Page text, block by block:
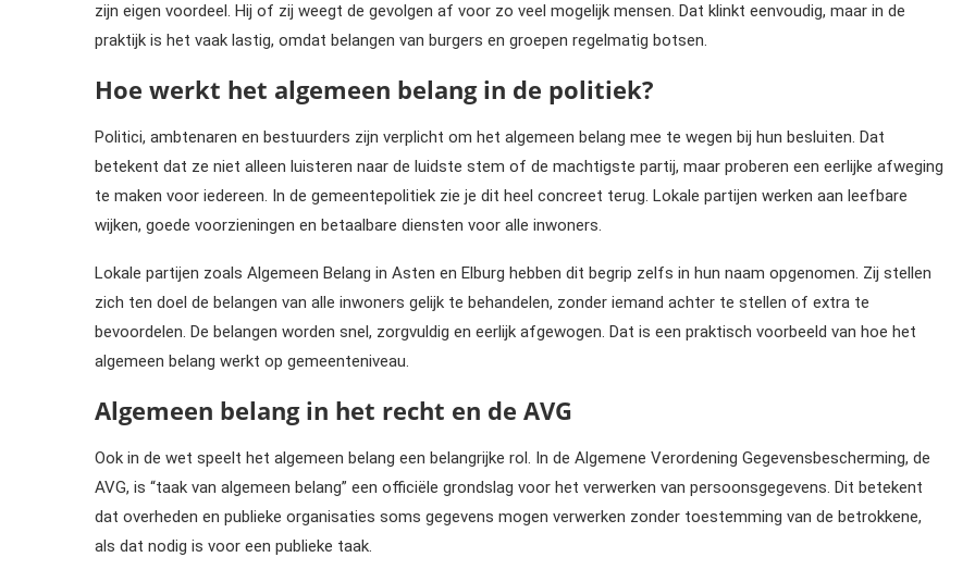
zijn eigen voordeel. Hij of zij weegt de gevolgen af voor zo veel mogelijk mensen. Dat klinkt eenvoudig, maar in de
praktijk is het vaak lastig, omdat belangen van burgers en groepen regelmatig botsen.
Hoe werkt het algemeen belang in de politiek?
Politici, ambtenaren en bestuurders zijn verplicht om het algemeen belang mee te wegen bij hun besluiten. Dat
betekent dat ze niet alleen luisteren naar de luidste stem of de machtigste partij, maar proberen een eerlijke afweging
te maken voor iedereen. In de gemeentepolitiek zie je dit heel concreet terug. Lokale partijen werken aan leefbare
wijken, goede voorzieningen en betaalbare diensten voor alle inwoners.
Lokale partijen zoals Algemeen Belang in Asten en Elburg hebben dit begrip zelfs in hun naam opgenomen. Zij stellen
zich ten doel de belangen van alle inwoners gelijk te behandelen, zonder iemand achter te stellen of extra te
bevoordelen. De belangen worden snel, zorgvuldig en eerlijk afgewogen. Dat is een praktisch voorbeeld van hoe het
algemeen belang werkt op gemeenteniveau.
Algemeen belang in het recht en de AVG
Ook in de wet speelt het algemeen belang een belangrijke rol. In de Algemene Verordening Gegevensbescherming, de
AVG, is “taak van algemeen belang” een officiële grondslag voor het verwerken van persoonsgegevens. Dit betekent
dat overheden en publieke organisaties soms gegevens mogen verwerken zonder toestemming van de betrokkene,
als dat nodig is voor een publieke taak.